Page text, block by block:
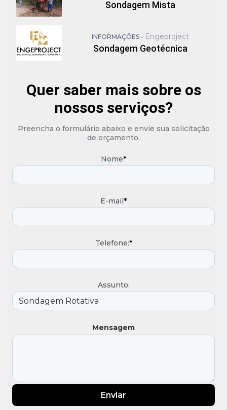
Sondagem Mista
INFORMAÇÕES - Engeproject
Sondagem Geotécnica
Quer saber mais sobre os
nossos serviços?
Preencha o formulário abaixo e envie sua solicitação
de orçamento.
Nome*
E-mail*
Telefone:*
Assunto:
Mensagem
Enviar